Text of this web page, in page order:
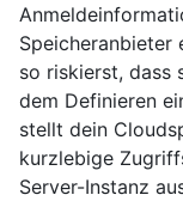
Speicheranbieter
so riskierst, dass
dem Definieren
stellt dein
kurzlebige
Server-Instanz